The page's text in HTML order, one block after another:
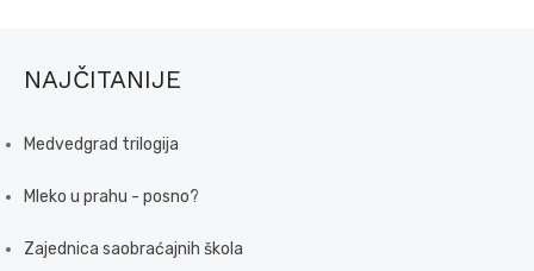
NAJČITANIJE
Medvedgrad trilogija
Mleko u prahu - posno?
Zajednica saobraćajnih škola